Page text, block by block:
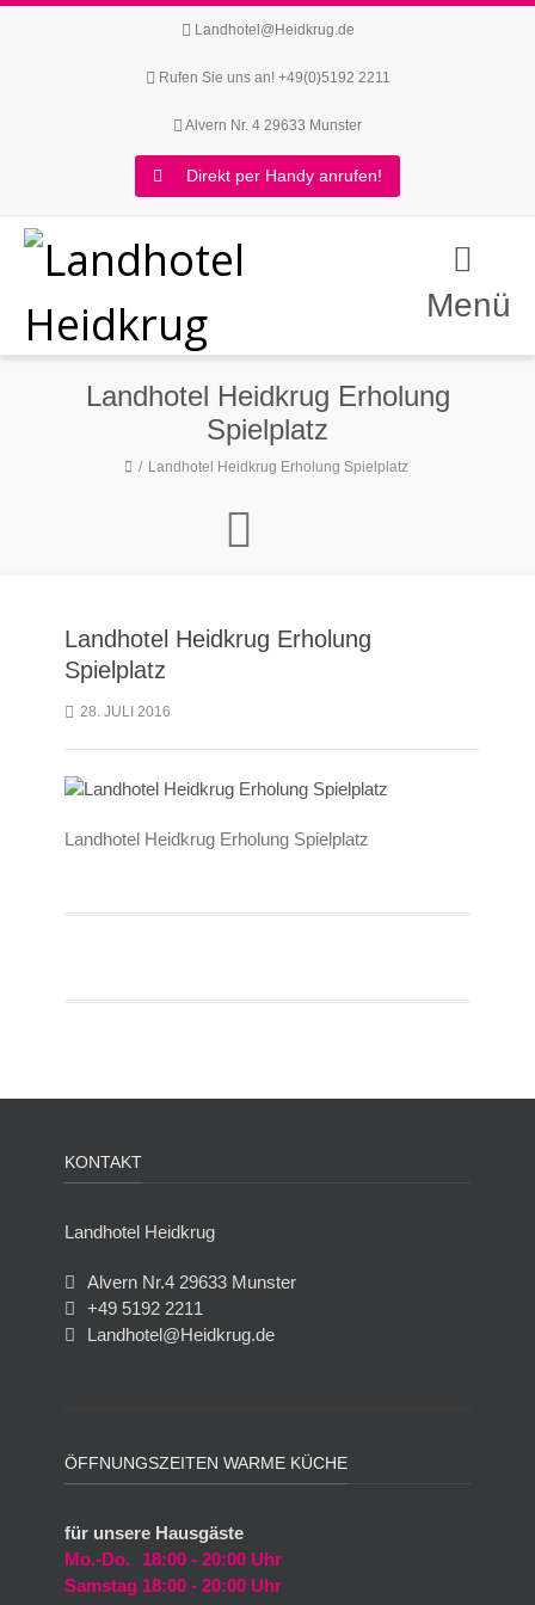
Landhotel@Heidkrug.de
Rufen Sie uns an! +49(0)5192 2211
Alvern Nr. 4 29633 Munster
Direkt per Handy anrufen!
Menü
Landhotel Heidkrug Erholung
Spielplatz
Landhotel Heidkrug Erholung Spielplatz
Landhotel Heidkrug Erholung
Spielplatz
28. JULI 2016
Landhotel Heidkrug Erholung Spielplatz
KONTAKT
Landhotel Heidkrug
Alvern Nr.4 29633 Munster
+49 5192 2211
Landhotel@Heidkrug.de
ÖFFNUNGSZEITEN WARME KÜCHE
für unsere Hausgäste
Mo.-Do.
18:00 - 20:00 Uhr
Samstag 18:00 - 20:00 Uhr